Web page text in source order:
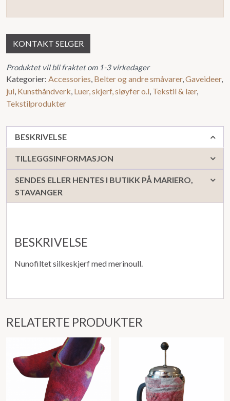
KONTAKT SELGER
Produktet vil bli fraktet om 1-3 virkedager
Kategorier: Accessories, Belter og andre småvarer,Gaveideer,
jul, Kunsthåndverk, Luer, skjerf, sløyfer o.l, Tekstil & lær,
Tekstilprodukter
BESKRIVELSE
TILLEGGSINFORMASJON
SENDES ELLER HENTES I BUTIKK PÅ MARIERO,
STAVANGER
BESKRIVELSE
Nunofiltet silkeskjerf med merinoull.
RELATERTE PRODUKTER